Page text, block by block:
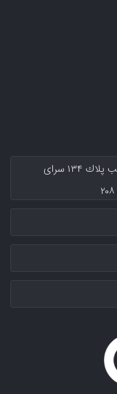
دفترمرکزی :خيابان آزادی تقاطع دکتر قریب پلاك ۱۳۴ سرای